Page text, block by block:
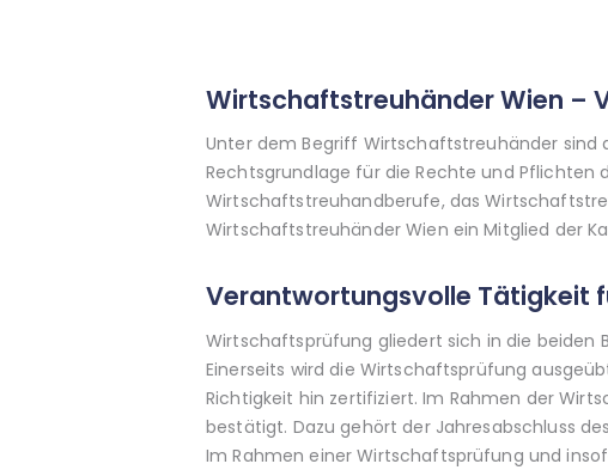
Wirtschaftstreuhänder Wien –
Unter dem Begriff Wirtschaftstreuhänder
Rechtsgrundlage für die Rechte und Pflichten
Wirtschaftstreuhandberufe, das
Wirtschaftstreuhänder Wien ein Mitglied der
Verantwortungsvolle Tätigkeit
Wirtschaftsprüfung gliedert sich in die beiden
Einerseits wird die Wirtschaftsprüfung
Richtigkeit hin zertifiziert. Im Rahmen der
bestätigt. Dazu gehört der Jahresabschluss
Im Rahmen einer Wirtschaftsprüfung und